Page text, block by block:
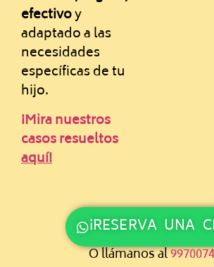
efectivoy
adaptado a las
necesidades
específicas de tu
hijo.
¡Mira nuestros
casos resueltos
aquí!
¡RESERVA UNA
O llámanos al